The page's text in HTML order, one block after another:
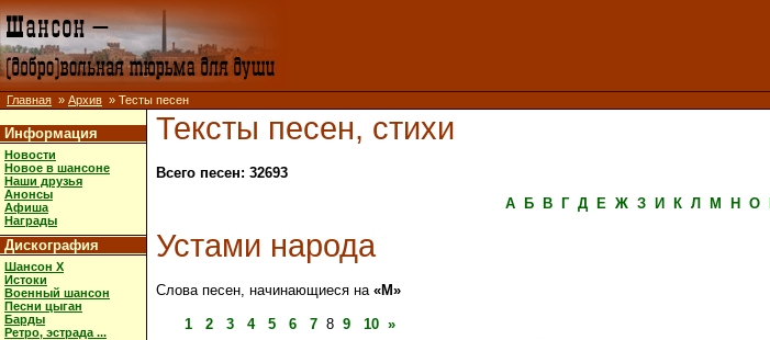
Главная » Архив » Тесты песен
Информация
Новости
Новое в шансоне
Наши друзья
Анонсы
Афиша
Награды
Дискография
Шансон X
Истоки
Военный шансон
Песни цыган
Барды
Ретро, эстрада ...
Тексты песен, стихи
Всего песен: 32693
А
Б В Г Д Е Ж З И К Л М Н О
Устами народа
Слова песен, начинающиеся на «М»
1 2 3 4 5 6 7 8 9 10 »